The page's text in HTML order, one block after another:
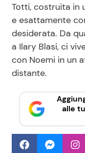
Totti, costruita in
e esattamente
desiderata. Da
a Ilary Blasi, ci
con Noemi in un
distante.
alle